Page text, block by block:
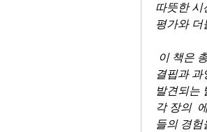
따뜻한 시
평가와 더
결핍과 과
발견되는
각 장의
들의 경